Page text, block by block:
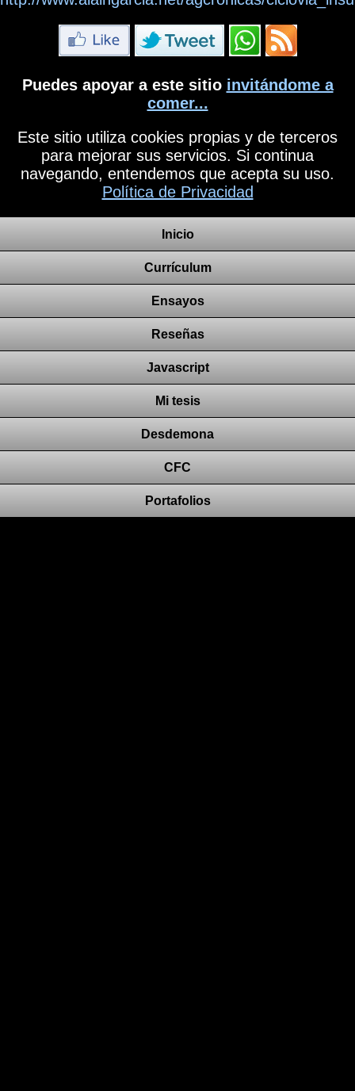
Puedes apoyar a este sitio invitándome a
comer...
Este sitio utiliza cookies propias y de terceros
para mejorar sus servicios. Si continua
navegando, entendemos que acepta su uso.
Política de Privacidad
Inicio
Currículum
Ensayos
Reseñas
Javascript
Mi tesis
Desdemona
CFC
Portafolios